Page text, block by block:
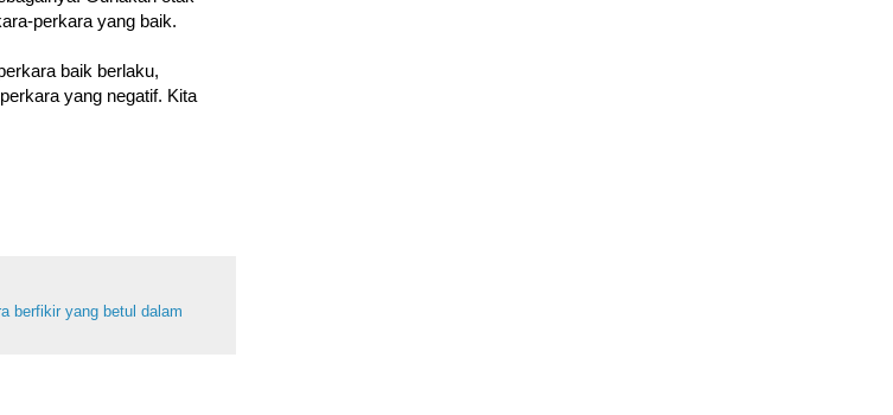
perkara yang baik.
baik berlaku,
yang negatif. Kita
berfikir yang betul dalam